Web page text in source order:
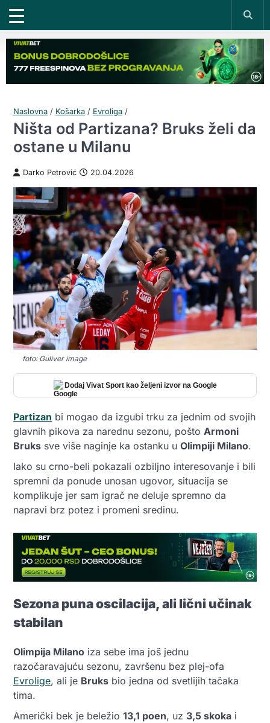
Naslovna / Košarka / Evroliga /
Ništa od Partizana? Bruks želi da
ostane u Milanu
Darko Petrović 20.04.2026
foto: Guliver image
Dodaj Vivat Sport kao željeni izvor na Google
Partizan bi mogao da izgubi trku za jednim od svojih
glavnih pikova za narednu sezonu, pošto Armoni
Bruks sve više naginje ka ostanku u Olimpiji Milano.
Iako su crno-beli pokazali ozbiljno interesovanje i bili
spremni da ponude unosan ugovor, situacija se
komplikuje jer sam igrač ne deluje spremno da
napravi brz potez i promeni sredinu.
Sezona puna oscilacija, ali lični učinak
stabilan
Olimpija Milano iza sebe ima još jednu
razočaravajuću sezonu, završenu bez plej-ofa
Evrolige, ali je Bruks bio jedna od svetlijih tačaka
tima.
Američki bek je beležio 13,1 poen, uz 3,5 skoka i